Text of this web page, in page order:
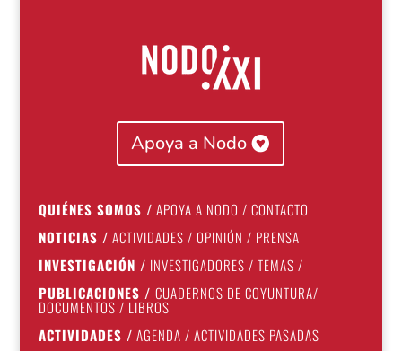
Apoya a Nodo
QUIÉNES SOMOS / APOYA A NODO / CONTACTO
NOTICIAS / ACTIVIDADES / OPINIÓN / PRENSA
INVESTIGACIÓN / INVESTIGADORES / TEMAS /
PUBLICACIONES / CUADERNOS DE COYUNTURA/
DOCUMENTOS / LIBROS
ACTIVIDADES / AGENDA / ACTIVIDADES PASADAS